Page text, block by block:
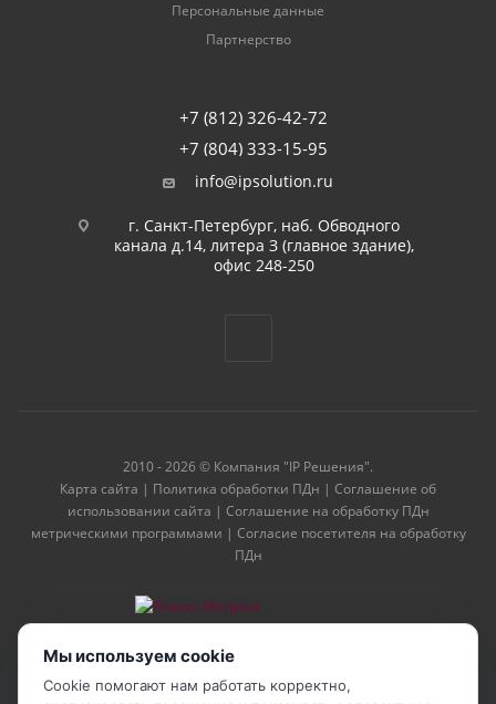
Персональные данные
Партнерство
+7 (812) 326-42-72
+7 (804) 333-15-95
info@ipsolution.ru
г. Санкт-Петербург, наб. Обводного
канала д.14, литера З (главное здание),
офис 248-250
2010 - 2026 © Компания "IP Решения".
Карта сайта | Политика обработки ПДн | Соглашение об
использовании сайта | Соглашение на обработку ПДн
метрическими программами | Согласие посетителя на обработку
ПДн
Мы используем cookie
Cookie помогают нам работать корректно,